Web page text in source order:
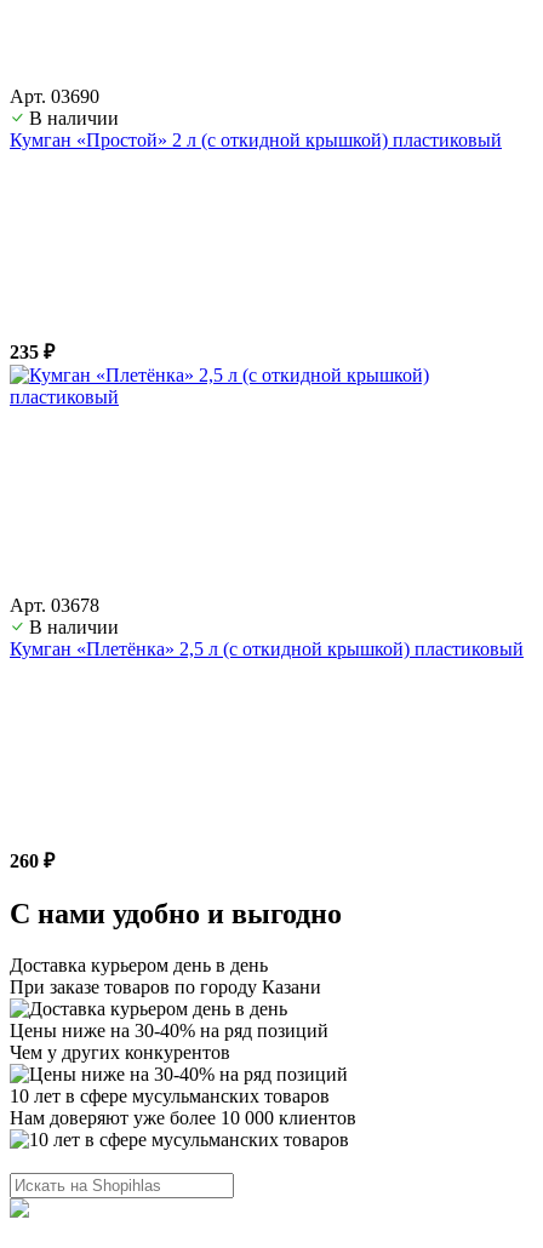
Арт. 03690
В наличии
Кумган «Простой» 2 л (с откидной крышкой) пластиковый
235 ₽
Арт. 03678
В наличии
Кумган «Плетёнка» 2,5 л (с откидной крышкой) пластиковый
260 ₽
С нами удобно и выгодно
Доставка курьером день в день
При заказе товаров по городу Казани
Цены ниже на 30-40% на ряд позиций
Чем у других конкурентов
10 лет в сфере мусульманских товаров
Нам доверяют уже более 10 000 клиентов